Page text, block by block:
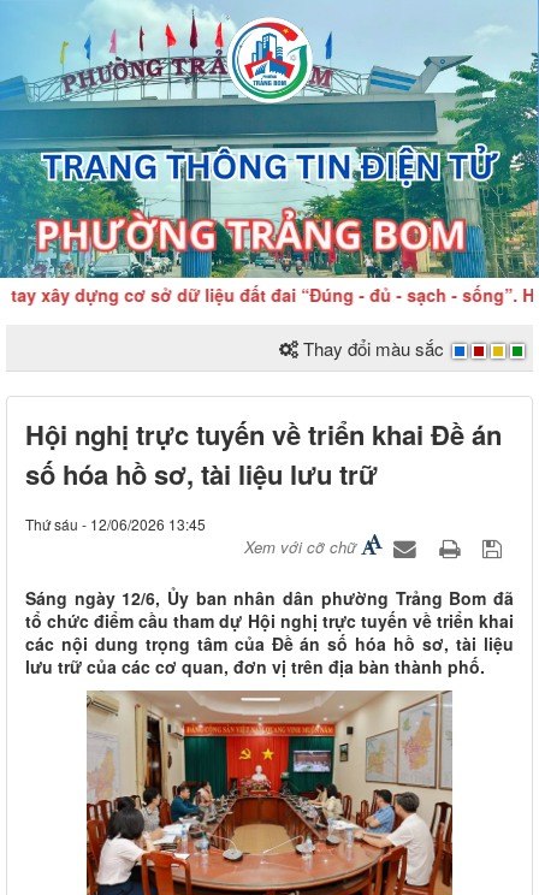
xây dựng cơ sở dữ liệu đất đai “Đúng - đủ - sạch - sống”.
Thay đổi màu sắc
Hội nghị trực tuyến về triển khai Đề án
số hóa hồ sơ, tài liệu lưu trữ
Thứ sáu - 12/06/2026 13:45
Xem với cỡ chữ
Sáng ngày 12/6, Ủy ban nhân dân phường Trảng Bom đã
tổ chức điểm cầu tham dự Hội nghị trực tuyến về triển khai
các nội dung trọng tâm của Đề án số hóa hồ sơ, tài liệu
lưu trữ của các cơ quan, đơn vị trên địa bàn thành phố.